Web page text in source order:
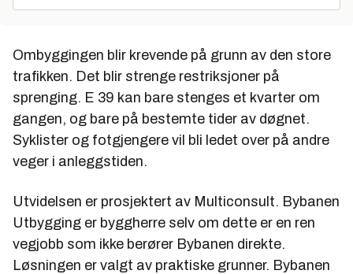
Ombyggingen blir krevende på grunn av den store
trafikken. Det blir strenge restriksjoner på
sprenging. E 39 kan bare stenges et kvarter om
gangen, og bare på bestemte tider av døgnet.
Syklister og fotgjengere vil bli ledet over på andre
veger i anleggstiden.
Utvidelsen er prosjektert av Multiconsult. Bybanen
Utbygging er byggherre selv om dette er en ren
vegjobb som ikke berører Bybanen direkte.
Løsningen er valgt av praktiske grunner. Bybanen